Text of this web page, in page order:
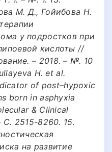
М. Д., Гойибова Н.
у подростков при
кислоты //
– 2018. – №. 10
H. et al.
of post–hypoxic
born in asphyxia
& Clinical
С. 2515-8260. 15.
на развитие